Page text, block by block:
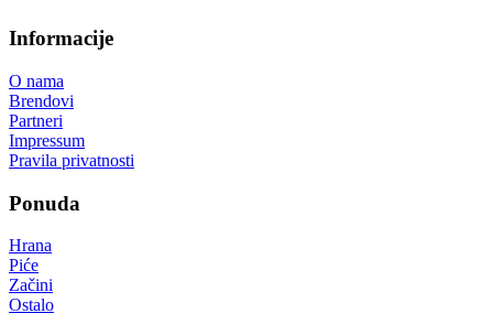
Informacije
O nama
Brendovi
Partneri
Impressum
Pravila privatnosti
Ponuda
Hrana
Piće
Začini
Ostalo